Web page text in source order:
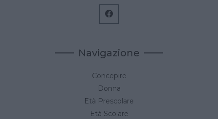
Navigazione
Concepire
Donna
Età Prescolare
Età Scolare